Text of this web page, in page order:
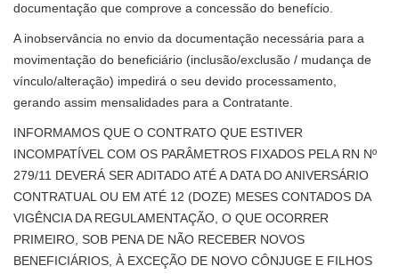
documentação que comprove a concessão do benefício.
A inobservância no envio da documentação necessária para a
movimentação do beneficiário (inclusão/exclusão / mudança de
vínculo/alteração) impedirá o seu devido processamento,
gerando assim mensalidades para a Contratante.
INFORMAMOS QUE O CONTRATO QUE ESTIVER
INCOMPATÍVEL COM OS PARÂMETROS FIXADOS PELA RN Nº
279/11 DEVERÁ SER ADITADO ATÉ A DATA DO ANIVERSÁRIO
CONTRATUAL OU EM ATÉ 12 (DOZE) MESES CONTADOS DA
VIGÊNCIA DA REGULAMENTAÇÃO, O QUE OCORRER
PRIMEIRO, SOB PENA DE NÃO RECEBER NOVOS
BENEFICIÁRIOS, À EXCEÇÃO DE NOVO CÔNJUGE E FILHOS